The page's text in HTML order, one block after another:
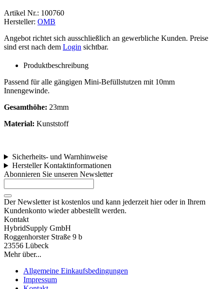
Artikel Nr.: 100760
Hersteller: OMB
Angebot richtet sich ausschließlich an gewerbliche Kunden. Preise
sind erst nach dem Login sichtbar.
Produktbeschreibung
Passend für alle gängigen Mini-Befüllstutzen mit 10mm
Innengewinde.
Gesamthöhe: 23mm
Material: Kunststoff
Sicherheits- und Warnhinweise
Hersteller Kontaktinformationen
Abonnieren Sie unseren Newsletter
Der Newsletter ist kostenlos und kann jederzeit hier oder in Ihrem
Kundenkonto wieder abbestellt werden.
Kontakt
HybridSupply GmbH
Roggenhorster Straße 9 b
23556 Lübeck
Mehr über...
Allgemeine Einkaufsbedingungen
Impressum